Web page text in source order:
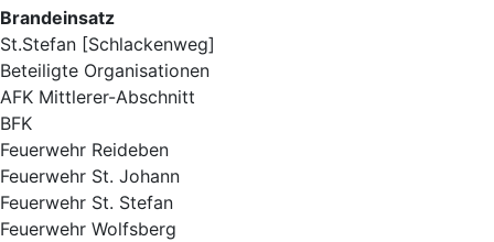
Brandeinsatz
St.Stefan [Schlackenweg]
Beteiligte Organisationen
AFK Mittlerer-Abschnitt
BFK
Feuerwehr Reideben
Feuerwehr St. Johann
Feuerwehr St. Stefan
Feuerwehr Wolfsberg